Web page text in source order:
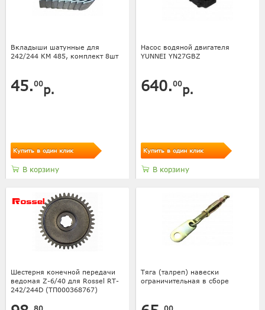
Вкладыши шатунные для
242/244 КМ 485, комплект 8шт
45.00р.
Купить в один клик
В корзину
Насос водяной двигателя
YUNNEI YN27GBZ
640.00р.
Купить в один клик
В корзину
Шестерня конечной передачи
ведомая Z-6/40 для Rossel RT-
242/244D (ТП000368767)
80
Тяга (талреп) навески
ограничительная в сборе
00